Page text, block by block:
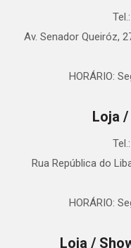
Av. Senador Queiróz,
HORÁRIO:
Loja
Rua República do
HORÁRIO:
Loja /